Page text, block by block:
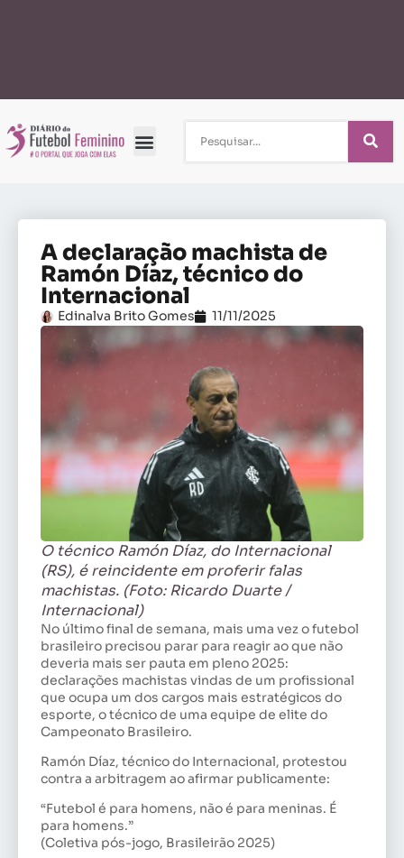
A declaração machista de
Ramón Díaz, técnico do
Internacional
Edinalva Brito Gomes 11/11/2025
O técnico Ramón Díaz, do Internacional
(RS), é reincidente em proferir falas
machistas. (Foto: Ricardo Duarte /
Internacional)
No último final de semana, mais uma vez o futebol
brasileiro precisou parar para reagir ao que não
deveria mais ser pauta em pleno 2025:
declarações machistas vindas de um profissional
que ocupa um dos cargos mais estratégicos do
esporte, o técnico de uma equipe de elite do
Campeonato Brasileiro.
Ramón Díaz, técnico do Internacional, protestou
contra a arbitragem ao afirmar publicamente:
“Futebol é para homens, não é para meninas. É
para homens.”
(Coletiva pós-jogo, Brasileirão 2025)